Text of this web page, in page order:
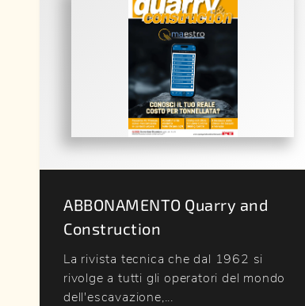
ABBONAMENTO Quarry and
Construction
La rivista tecnica che dal 1962 si
rivolge a tutti gli operatori del mondo
dell'escavazione,...